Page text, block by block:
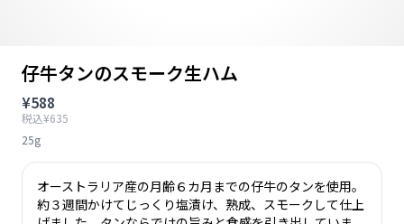
仔牛タンのスモーク生ハム
¥588
税込¥635
25g
オーストラリア産の月齢６カ月までの仔牛のタンを使用。
約３週間かけてじっくり塩漬け、熟成、スモークして仕上